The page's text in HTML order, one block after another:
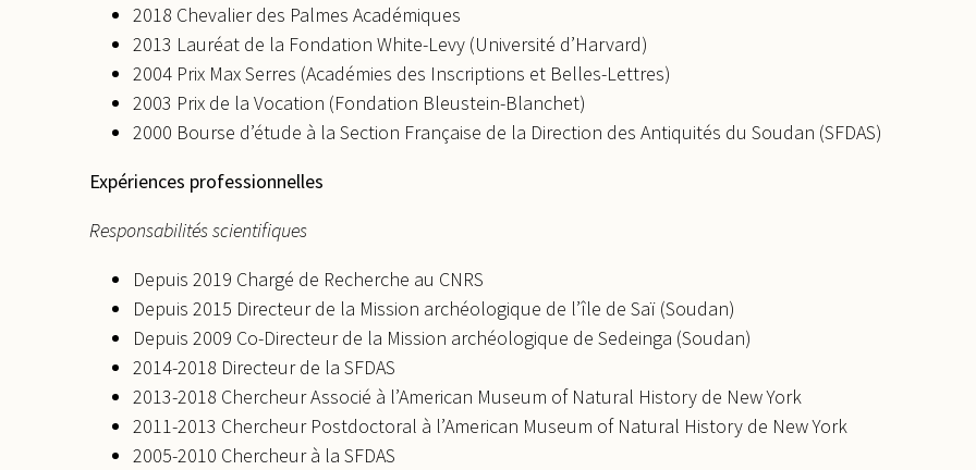
2018 Chevalier des Palmes Académiques
2013 Lauréat de la Fondation White-Levy (Université d’Harvard)
2004 Prix Max Serres (Académies des Inscriptions et Belles-Lettres)
2003 Prix de la Vocation (Fondation Bleustein-Blanchet)
2000 Bourse d’étude à la Section Française de la Direction des Antiquités du Soudan (SFDAS)
Expériences professionnelles
Responsabilités scientifiques
Depuis 2019 Chargé de Recherche au CNRS
Depuis 2015 Directeur de la Mission archéologique de l’île de Saï (Soudan)
Depuis 2009 Co-Directeur de la Mission archéologique de Sedeinga (Soudan)
2014-2018 Directeur de la SFDAS
2013-2018 Chercheur Associé à l’American Museum of Natural History de New York
2011-2013 Chercheur Postdoctoral à l’American Museum of Natural History de New York
2005-2010 Chercheur à la SFDAS